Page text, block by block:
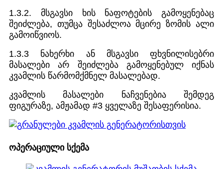
1.3.2. მსგავსი ხის ნაფოტების გამოყენებაც
შეიძლება, თუმცა შესაძლოა მცირე ზომის ალი
გამოიწვიოს.
1.3.3 ნახერხი ან მსგავსი ფხვნილისებრი
მასალები არ შეიძლება გამოყენებულ იქნას
კვამლის წარმომქმნელ მასალებად.
კვამლის მასალები ნაჩვენებია შემდეგ
ფიგურაზე, ამჟამად #3 ყველაზე შესაფერისია.
ოპერაციული სქემა